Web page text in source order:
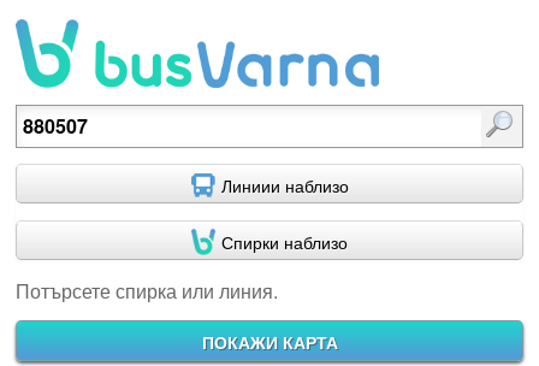
Потърсете спирка или линия.
Линиии наблизо
Спирки наблизо
Потърсете спирка или линия.
ПОКАЖИ КАРТА